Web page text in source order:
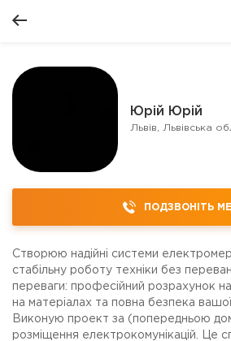
Юрій Юрій
Львів, Львівська
ПОДЗВОНІТЬ
Створюю надійні системи
стабільну роботу техніки без
переваги: професійний розрахунок
на матеріалах та повна безпека вашої
Виконую проект за (попередньою
розміщення електрокомунікацій. Це